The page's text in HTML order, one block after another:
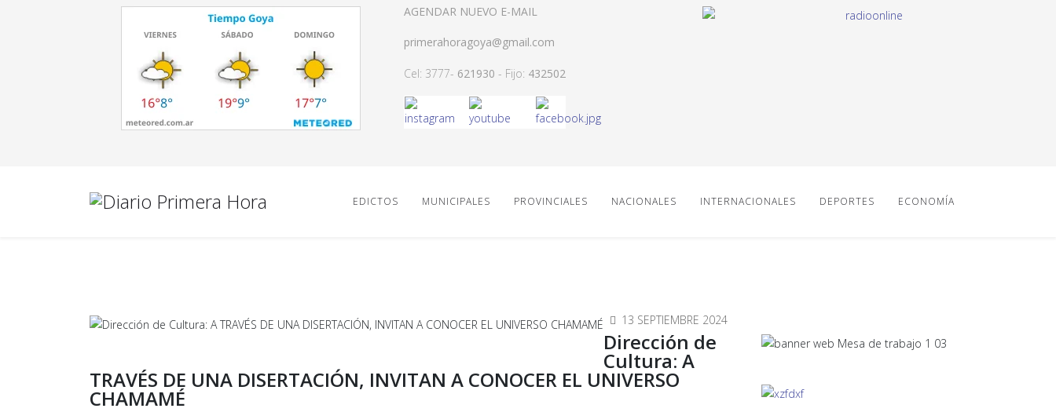
AGENDAR NUEVO E-MAIL
primerahoragoya@gmail.com
Cel: 3777- 621930 - Fijo: 432502
EDICTOS MUNICIPALES PROVINCIALES NACIONALES INTERNACIONALES DEPORTES ECONOMÍA
13 SEPTIEMBRE 2024
Dirección de
Cultura: A
TRAVÉS DE UNA DISERTACIÓN, INVITAN A CONOCER EL UNIVERSO
CHAMAMÉ